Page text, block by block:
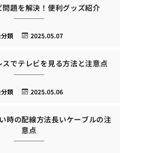
題を解決！便利グッズ紹介
2025.05.07
類
でテレビを見る方法と注意点
2025.05.06
類
時の配線方法長いケーブルの注
意点